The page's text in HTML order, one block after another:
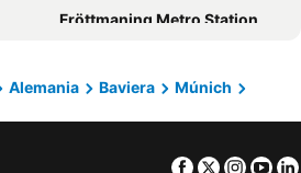
Hotel MIO by AMANO
Premier Inn München City Zentrum
Fröttmaning Metro Station
Freimann
Alemania Baviera
Múnich
Facebook
Twitter